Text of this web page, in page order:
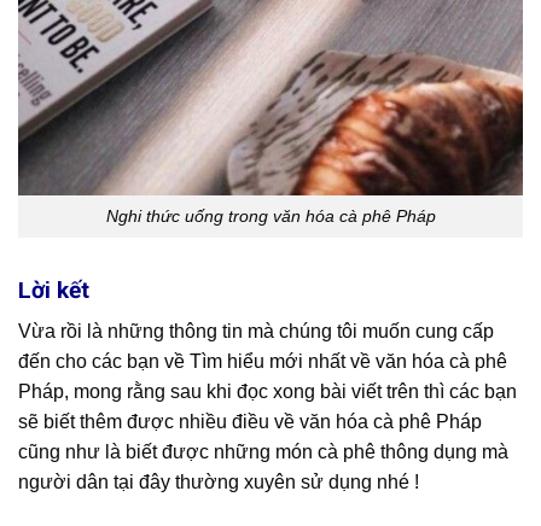
Nghi thức uống trong văn hóa cà phê Pháp
Lời kết
Vừa rồi là những thông tin mà chúng tôi muốn cung cấp
đến cho các bạn về Tìm hiểu mới nhất về văn hóa cà phê
Pháp, mong rằng sau khi đọc xong bài viết trên thì các bạn
sẽ biết thêm được nhiều điều về văn hóa cà phê Pháp
cũng như là biết được những món cà phê thông dụng mà
người dân tại đây thường xuyên sử dụng nhé !